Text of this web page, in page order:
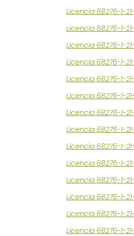
Licencia 68276-1-
Licencia 68276-1-
Licencia 68276-1-
Licencia 68276-1-
Licencia 68276-1-
Licencia 68276-1-
Licencia 68276-1-
Licencia 68276-1-
Licencia 68276-1-
Licencia 68276-1-
Licencia 68276-1-
Licencia 68276-1-
Licencia 68276-1-
Licencia 68276-1-